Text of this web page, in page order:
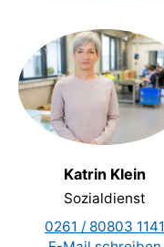
Katrin Klein
Sozialdienst
0261 / 80803 1141